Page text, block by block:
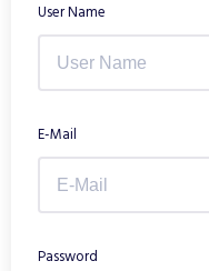
User Name
E-Mail
Password